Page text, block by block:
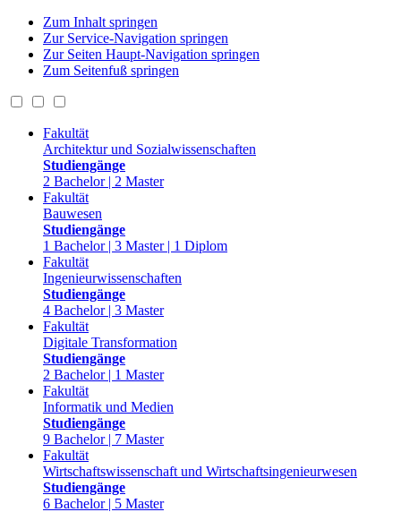
Zum Inhalt springen
Zur Service-Navigation springen
Zur Seiten Haupt-Navigation springen
Zum Seitenfuß springen
Fakultät
Architektur und Sozialwissenschaften
Studiengänge
2 Bachelor | 2 Master
Fakultät
Bauwesen
Studiengänge
1 Bachelor | 3 Master | 1 Diplom
Fakultät
Ingenieurwissenschaften
Studiengänge
4 Bachelor | 3 Master
Fakultät
Digitale Transformation
Studiengänge
2 Bachelor | 1 Master
Fakultät
Informatik und Medien
Studiengänge
9 Bachelor | 7 Master
Fakultät
Wirtschaftswissenschaft und Wirtschaftsingenieurwesen
Studiengänge
6 Bachelor | 5 Master